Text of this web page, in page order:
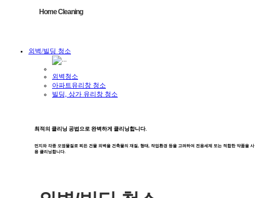
Home Cleaning
외벽/빌딩 청소
외벽청소
아파트유리창 청소
빌딩, 상가 유리창 청소
최적의 클리닝 공법으로 완벽하게 클리닝합니다.
먼지와 각종 오염물질로 찌든 건물 외벽을 건축물의 재질, 형태, 작업환경 등을 고려하여 전용세제 또는 적합한 약품을 사
용 클리닝합니다.